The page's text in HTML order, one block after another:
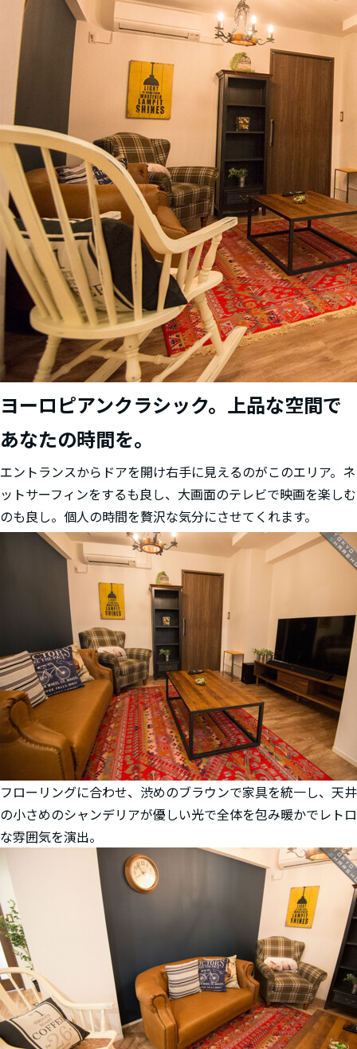
ヨーロピアンクラシック。上品な空間で
あなたの時間を。
エントランスからドアを開け右手に見えるのがこのエリア。ネ
ットサーフィンをするも良し、大画面のテレビで映画を楽しむ
のも良し。個人の時間を贅沢な気分にさせてくれます。
フローリングに合わせ、渋めのブラウンで家具を統一し、天井
の小さめのシャンデリアが優しい光で全体を包み暖かでレトロ
な雰囲気を演出。